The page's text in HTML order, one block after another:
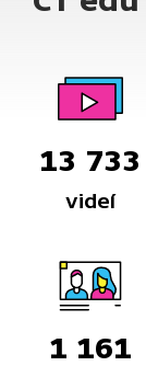
13 733
videí
1 161